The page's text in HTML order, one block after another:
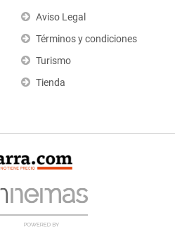
Aviso Legal
Términos y condiciones
Turismo
Tienda